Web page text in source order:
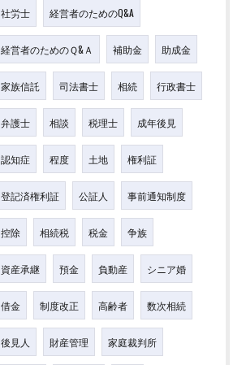
社労士 経営者のためのQ&A
経営者のためのＱ&Ａ 補助金 助成金
家族信託 司法書士 相続 行政書士
弁護士 相談 税理士 成年後見
認知症 程度 土地 権利証
登記済権利証 公証人 事前通知制度
控除 相続税 税金 争族
資産承継 預金 負動産 シニア婚
借金 制度改正 高齢者 数次相続
後見人 財産管理 家庭裁判所